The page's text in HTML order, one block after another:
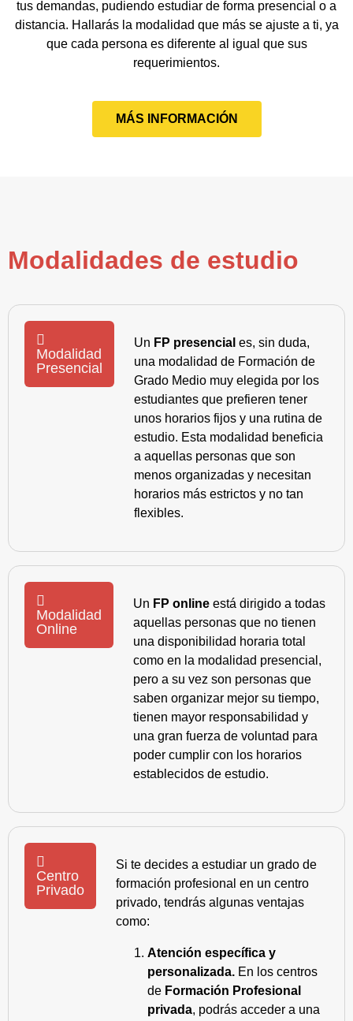
tus demandas, pudiendo estudiar de forma presencial o a
distancia. Hallarás la modalidad que más se ajuste a ti, ya
que cada persona es diferente al igual que sus
requerimientos.
MÁS INFORMACIÓN
Modalidades de estudio
Modalidad
Presencial
Un FP presencial es, sin duda,
una modalidad de Formación de
Grado Medio muy elegida por los
estudiantes que prefieren tener
unos horarios fijos y una rutina de
estudio. Esta modalidad beneficia
a aquellas personas que son
menos organizadas y necesitan
horarios más estrictos y no tan
flexibles.
Modalidad
Online
Un FP online está dirigido a todas
aquellas personas que no tienen
una disponibilidad horaria total
como en la modalidad presencial,
pero a su vez son personas que
saben organizar mejor su tiempo,
tienen mayor responsabilidad y
una gran fuerza de voluntad para
poder cumplir con los horarios
establecidos de estudio.
Centro
Privado
Si te decides a estudiar un grado de
formación profesional en un centro
privado, tendrás algunas ventajas
como:
Atención específica y
personalizada. En los centros
de Formación Profesional
privada, podrás acceder a una